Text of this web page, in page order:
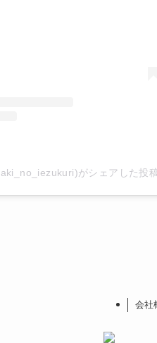
がシェアした投
会社